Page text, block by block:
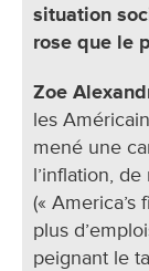
situation
rose que le
Zoe
les
mené une
l’inflation, de
(«
plus
peignant le